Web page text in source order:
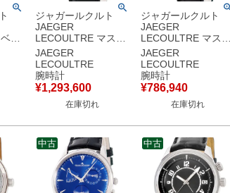
ル
ア
ィ
ツ
ジャガールクルト
JAEGER
LECOULTRE マスタ
ーメモボックス
144.2.94 K18PG無垢
アラーム アンティー
ク トリチウム メンズ
腕時計手巻き シルバ
ー 【中古】
JAEGER
LECOULTRE
腕時計
¥1,293,600
在庫切れ
ジャガールクルト
JAEGER
LECOULTRE マスタ
ー コントロール
145.1.89
145.140.892N
K18YG無垢 シルバー
アラビア メンズ 腕時
計自動巻き シルバー
JAEGER
LECOULTRE
腕時計
¥786,940
在庫切れ
中古 中古